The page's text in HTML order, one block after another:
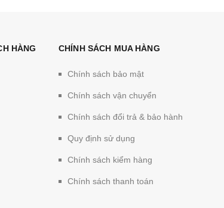
HÀNG CHÍNH SÁCH MUA HÀNG
Chính sách bảo mật
Chính sách vận chuyển
Chính sách đổi trả & bảo hành
Quy định sử dụng
Chính sách kiểm hàng
Chính sách thanh toán